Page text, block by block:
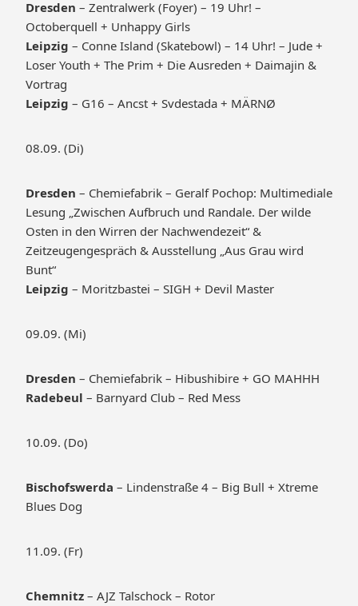
Dresden – Zentralwerk (Foyer) – 19 Uhr! –
Octoberquell + Unhappy Girls
Leipzig – Conne Island (Skatebowl) – 14 Uhr! – Jude +
Loser Youth + The Prim + Die Ausreden + Daimajin &
Vortrag
Leipzig – G16 – Ancst + Svdestada + MÄRNØ
08.09. (Di)
Dresden – Chemiefabrik – Geralf Pochop: Multimediale
Lesung „Zwischen Aufbruch und Randale. Der wilde
Osten in den Wirren der Nachwendezeit“ &
Zeitzeugengespräch & Ausstellung „Aus Grau wird
Bunt“
Leipzig – Moritzbastei – SIGH + Devil Master
09.09. (Mi)
Dresden – Chemiefabrik – Hibushibire + GO MAHHH
Radebeul – Barnyard Club – Red Mess
10.09. (Do)
Bischofswerda – Lindenstraße 4 – Big Bull + Xtreme
Blues Dog
11.09. (Fr)
Chemnitz – AJZ Talschock – Rotor